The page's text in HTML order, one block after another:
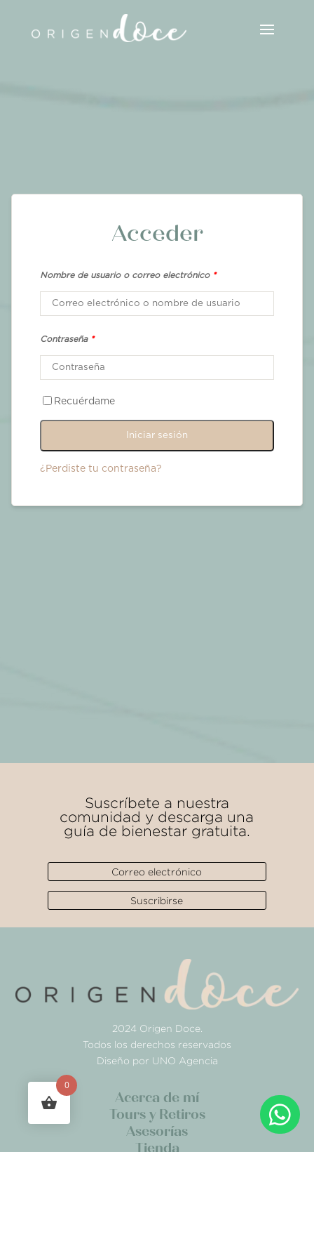
Acceder
Nombre de usuario o correo electrónico *
Contraseña *
Recuérdame
Iniciar sesión
¿Perdiste tu contraseña?
Suscríbete a nuestra
comunidad y descarga una
guía de bienestar gratuita.
Suscribirse
2024 Origen Doce.
Todos los derechos reservados
Diseño por UNO Agencia
Acerca de mí
Tours y Retiros
Asesorías
Tienda

0